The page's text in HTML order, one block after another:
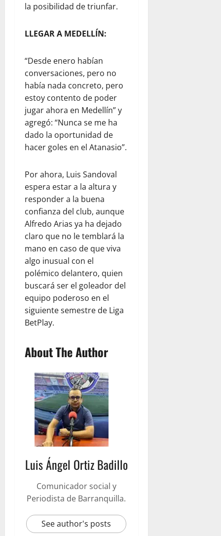
la posibilidad de triunfar.
LLEGAR A MEDELLÍN:
“Desde enero habían
conversaciones, pero no
había nada concreto, pero
estoy contento de poder
jugar ahora en Medellín” y
agregó: “Nunca se me ha
dado la oportunidad de
hacer goles en el Atanasio”.
Por ahora, Luis Sandoval
espera estar a la altura y
responder a la buena
confianza del club, aunque
Alfredo Arias ya ha dejado
claro que no le temblará la
mano en caso de que viva
algo inusual con el
polémico delantero, quien
buscará ser el goleador del
equipo poderoso en el
siguiente semestre de Liga
BetPlay.
About The Author
Luis Ángel Ortiz Badillo
Comunicador social y
Periodista de Barranquilla.
See author's posts